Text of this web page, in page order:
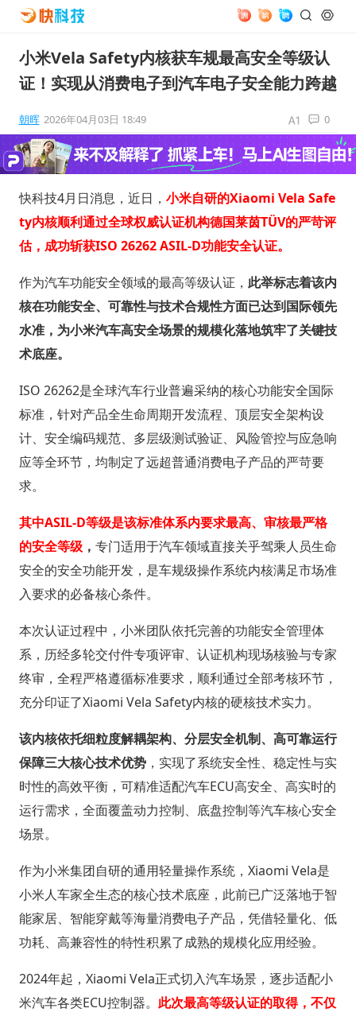
小米Vela Safety内核获车规最高安全等级认
证！实现从消费电子到汽车电子安全能力跨越
朝晖 2026年04月03日 18:49 0
快科技4月日消息，近日， 小米自研的Xiaomi Vela Safe
ty内核顺利通过全球权威认证机构德国莱茵TÜV的严苛评
估，成功斩获ISO 26262 ASIL-D功能安全认证。
作为汽车功能安全领域的最高等级认证， 此举标志着该内
核在功能安全、可靠性与技术合规性方面已达到国际领先
水准，为小米汽车高安全场景的规模化落地筑牢了关键技
术底座。
ISO 26262是全球汽车行业普遍采纳的核心功能安全国际
标准，针对产品全生命周期开发流程、顶层安全架构设
计、安全编码规范、多层级测试验证、风险管控与应急响
应等全环节，均制定了远超普通消费电子产品的严苛要
求。
其中ASIL-D等级是该标准体系内要求最高、审核最严格
的安全等级， 专门适用于汽车领域直接关乎驾乘人员生命
安全的安全功能开发，是车规级操作系统内核满足市场准
入要求的必备核心条件。
本次认证过程中，小米团队依托完善的功能安全管理体
系，历经多轮交付件专项评审、认证机构现场核验与专家
终审，全程严格遵循标准要求，顺利通过全部考核环节，
充分印证了Xiaomi Vela Safety内核的硬核技术实力。
该内核依托细粒度解耦架构、分层安全机制、高可靠运行
保障三大核心技术优势，实现了系统安全性、稳定性与实
时性的高效平衡，可精准适配汽车ECU高安全、高实时的
运行需求，全面覆盖动力控制、底盘控制等汽车核心安全
场景。
作为小米集团自研的通用轻量操作系统，Xiaomi Vela是
小米人车家全生态的核心技术底座，此前已广泛落地于智
能家居、智能穿戴等海量消费电子产品，凭借轻量化、低
功耗、高兼容性的特性积累了成熟的规模化应用经验。
2024年起，Xiaomi Vela正式切入汽车场景，逐步适配小
米汽车各类ECU控制器。 此次最高等级认证的取得，不仅